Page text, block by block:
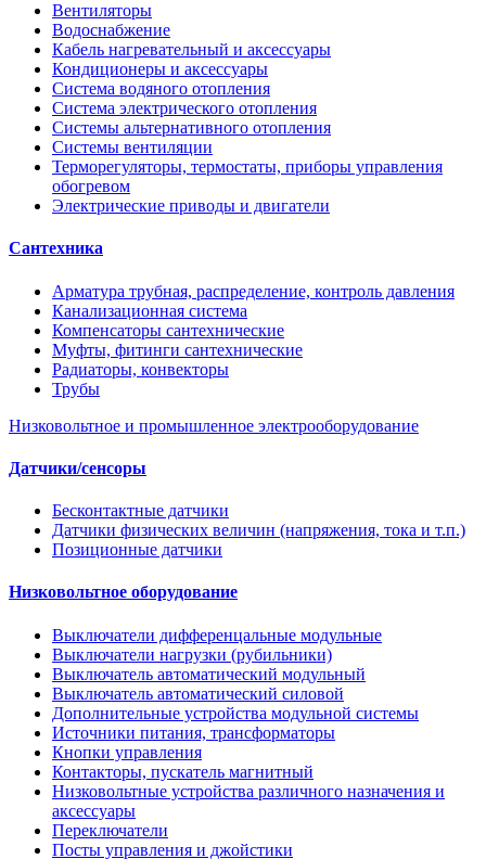
Вентиляторы
Водоснабжение
Кабель нагревательный и аксессуары
Кондиционеры и аксессуары
Система водяного отопления
Система электрического отопления
Системы альтернативного отопления
Системы вентиляции
Терморегуляторы, термостаты, приборы управления
обогревом
Электрические приводы и двигатели
Сантехника
Арматура трубная, распределение, контроль давления
Канализационная система
Компенсаторы сантехнические
Муфты, фитинги сантехнические
Радиаторы, конвекторы
Трубы
Низковольтное и промышленное электрооборудование
Датчики/сенсоры
Бесконтактные датчики
Датчики физических величин (напряжения, тока и т.п.)
Позиционные датчики
Низковольтное оборудование
Выключатели дифференцальные модульные
Выключатели нагрузки (рубильники)
Выключатель автоматический модульный
Выключатель автоматический силовой
Дополнительные устройства модульной системы
Источники питания, трансформаторы
Кнопки управления
Контакторы, пускатель магнитный
Низковольтные устройства различного назначения и
аксессуары
Переключатели
Посты управления и джойстики